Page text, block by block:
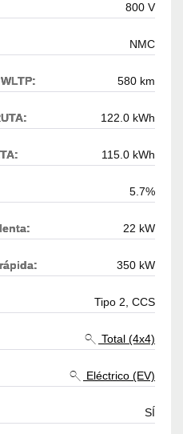
800 V
NMC
580 km
122.0 kWh
115.0 kWh
5.7%
22 kW
350 kW
Tipo 2, CCS
Total (4x4)
Eléctrico (EV)
SÍ